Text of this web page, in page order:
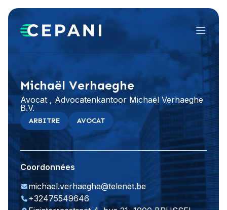
Menu
Michaël Verhaeghe
Avocat , Advocatenkantoor Michaël Verhaeghe
B.V.
ARBITRE AVOCAT
Coordonnées
michael.verhaeghe@telenet.be
+32475549646